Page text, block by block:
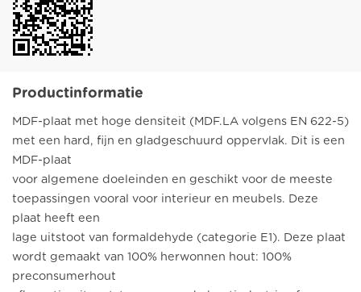
Productinformatie
MDF-plaat met hoge densiteit (MDF.LA volgens EN 622-5)
met een hard, fijn en gladgeschuurd oppervlak. Dit is een
MDF-plaat
voor algemene doeleinden en geschikt voor de meeste
toepassingen vooral voor interieur en meubels. Deze
plaat heeft een
lage uitstoot van formaldehyde (categorie E1). Deze plaat
wordt gemaakt van 100% herwonnen hout: 100%
preconsumerhout